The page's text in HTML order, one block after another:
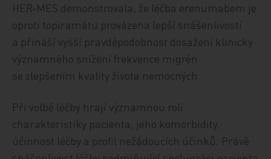
HER‑MES demonstrovala, že léčba erenumabem je
oproti topiramátu provázena lepší snášenlivostí
a přináší vyšší pravděpodobnost dosažení klinicky
významného snížení frekvence migrén
se zlepšením kvality života nemocných.
Při volbě léčby hrají významnou roli
charakteristiky pacienta, jeho komorbidity,
účinnost léčby a profil nežádoucích účinků. Právě